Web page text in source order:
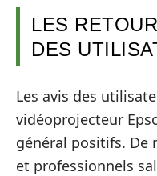
LES
DES
Les avis des
vidéoprojecteur
général positifs. De
et professionnels